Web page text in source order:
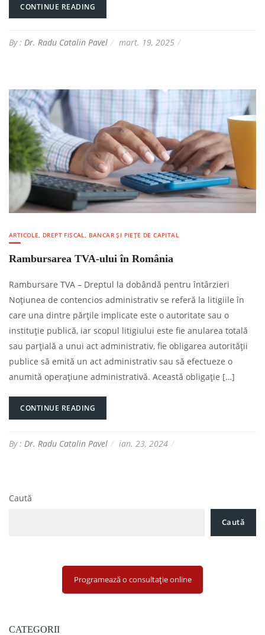
CONTINUE READING
By : Dr. Radu Catalin Pavel mart. 19, 2025
ARTICOLE DREPT FISCAL, BANCAR ȘI PIEȚE DE CAPITAL
Rambursarea TVA-ului în România
Rambursare TVA – Dreptul la dobândă pentru întârzieri
Noțiunea de contencios administrativ se referă la litigiile în
care una dintre părțile implicate este o autoritate sau o
instituție publică, iar scopul litigiului este fie anularea totală
sau parțială a unui act administrativ, fie obligarea autorității
publice să emită un act administrativ sau să efectueze o
anumită operațiune administrativă. Această obligație […]
CONTINUE READING
By : Dr. Radu Catalin Pavel ian. 23, 2024
Caută
Caută
Programează o consultație online
CATEGORII